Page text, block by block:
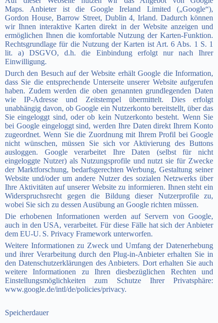
Maps. Anbieter ist die Google Ireland Limited („Google“),
Gordon House, Barrow Street, Dublin 4, Irland.Dadurch können
wir Ihnen interaktive Karten direkt in der Website anzeigen und
ermöglichen Ihnen die komfortable Nutzung der Karten-Funktion.
Rechtsgrundlage für die Nutzung der Karten ist Art. 6 Abs. 1 S. 1
lit. a) DSGVO, d.h. die Einbindung erfolgt nur nach Ihrer
Einwilligung.
Durch den Besuch auf der Website erhält Google die Information,
dass Sie die entsprechende Unterseite unserer Website aufgerufen
haben. Zudem werden die oben genannten grundlegenden Daten
wie IP-Adresse und Zeitstempel übermittelt. Dies erfolgt
unabhängig davon, ob Google ein Nutzerkonto bereitstellt, über das
Sie eingeloggt sind, oder ob kein Nutzerkonto besteht. Wenn Sie
bei Google eingeloggt sind, werden Ihre Daten direkt Ihrem Konto
zugeordnet. Wenn Sie die Zuordnung mit Ihrem Profil bei Google
nicht wünschen, müssen Sie sich vor Aktivierung des Buttons
ausloggen. Google verarbeitet Ihre Daten (selbst für nicht
eingeloggte Nutzer) als Nutzungsprofile und nutzt sie für Zwecke
der Marktforschung, bedarfsgerechten Werbung, Gestaltung seiner
Website und/oder um andere Nutzer des sozialen Netzwerks über
Ihre Aktivitäten auf unserer Website zu informieren. Ihnen steht ein
Widerspruchsrecht gegen die Bildung dieser Nutzerprofile zu,
wobei Sie sich zu dessen Ausübung an Google richten müssen.
Die erhobenen Informationen werden auf Servern von Google,
auch in den USA, verarbeitet. Für diese Fälle hat sich der Anbieter
dem EU-U. S. Privacy Framework unterworfen.
Weitere Informationen zu Zweck und Umfang der Datenerhebung
und ihrer Verarbeitung durch den Plug-in-Anbieter erhalten Sie in
den Datenschutzerklärungen des Anbieters. Dort erhalten Sie auch
weitere Informationen zu Ihren diesbezüglichen Rechten und
Einstellungsmöglichkeiten zum Schutze Ihrer Privatsphäre:
www.google.de/intl/de/policies/privacy.
Speicherdauer